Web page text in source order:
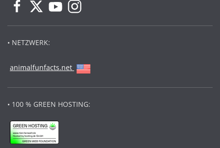
• NETZWERK:
animalfunfacts.net
• 100 % GREEN HOSTING: